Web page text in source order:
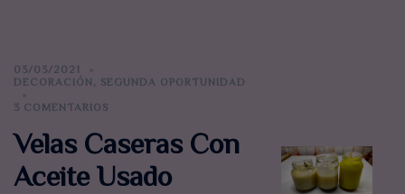
03/03/2021
DECORACIÓN , SEGUNDA OPORTUNIDAD
3 COMENTARIOS
Velas Caseras Con
Aceite Usado